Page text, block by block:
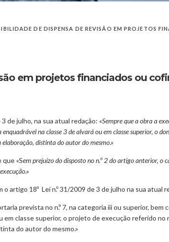
DE DISPENSA DE REVISÃO EM PROJETOS
em projetos financiados ou
de julho, na sua atual redação: «Sempre que a obra a
na classe 3 de alvará ou em classe superior, o
distinta do autor do mesmo.»
que «Sem prejuízo do disposto no n.º 2 do artigo anterior, o
.»
artigo 18º Lei n.º 31/2009 de 3 de julho na sua atual
prevista no n.º 7, na categoria iii ou superior,
em classe superior, o projeto de execução referido
do autor do mesmo.»